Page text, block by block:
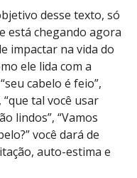
desse texto, só
está chegando agora
impactar na vida do
ele lida com a
cabelo é feio”,
tal você usar
lindos”, “Vamos
você dará de
auto-estima e